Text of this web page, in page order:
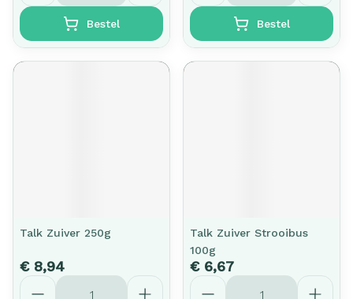
Bestel Bestel
Talk Zuiver 250g
€ 8,94
Aantal
Talk Zuiver Strooibus
100g
€ 6,67
Aantal